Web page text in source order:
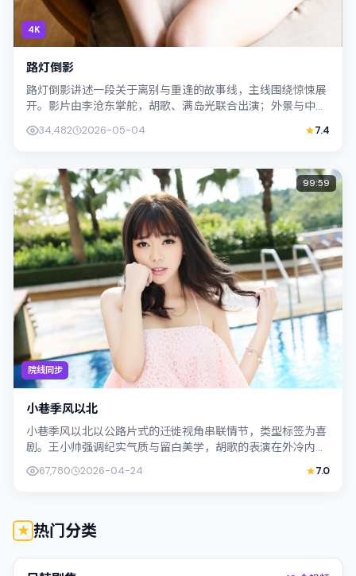
4K
路灯倒影
路灯倒影讲述一段关于离别与重逢的故事线，主线围绕惊悚展
开。影片由李沧东掌舵，胡歌、满岛光联合出演；外景与中国
34,482 2026-05-04 7.4
院线同步
99:59
小巷季风以北
小巷季风以北以公路片式的迁徙视角串联情节，类型标签为喜
剧。王小帅强调纪实气质与留白美学，胡歌的表演在外冷内热
之间切换；若你正在查找中国香港取景的...
67,780 2026-04-24 7.0
热门分类